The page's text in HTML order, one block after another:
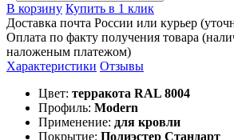
В корзину Купить в 1 клик
Доставка почта России или курьер
Оплата по факту получения товара
наложеным платежом)
Характеристики Отзывы
Цвет: терракота RAL 8004
Профиль: Modern
Применение: для кровли
Покрытие: Полиэстер Стандарт